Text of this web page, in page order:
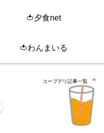
🍅夕食net
🍅わんまいる
コープデリ記事一覧